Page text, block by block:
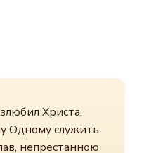
Христа,
Одному служить
непрестанною